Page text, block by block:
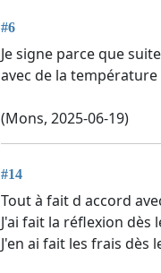
#6
Je signe parce que
avec de la température
(Mons, 2025-06-19)
#14
Tout à fait d accord
J'ai fait la réflexion
J'en ai fait les frais dès